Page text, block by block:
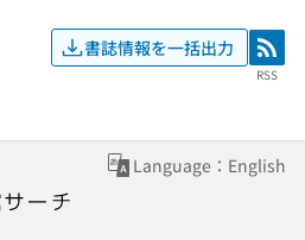
書誌情報を一括出力 RSS
RSS
Language：English